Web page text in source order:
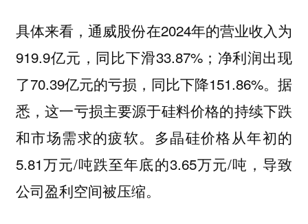
具体来看，通威股份在2024年的营业收入为
919.9亿元，同比下滑33.87%；净利润出现
了70.39亿元的亏损，同比下降151.86%。据
悉，这一亏损主要源于硅料价格的持续下跌
和市场需求的疲软。多晶硅价格从年初的
5.81万元/吨跌至年底的3.65万元/吨，导致
公司盈利空间被压缩。